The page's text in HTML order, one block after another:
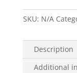
Nyaman,
Ringan,
Motif
Bunga
Jaring
SKU: N/A
Description
Additional